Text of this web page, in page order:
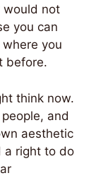
would not
you can
you
before.
think now.
and
aesthetic
a right to do